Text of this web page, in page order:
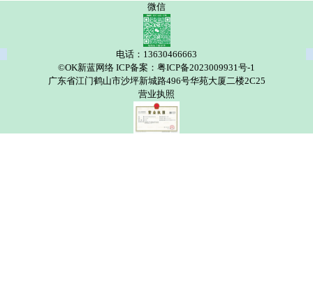
微信
电话：13630466663
©OK新蓝网络 ICP备案：粤ICP备2023009931号-1
广东省江门鹤山市沙坪新城路496号华苑大厦二楼2C25
营业执照